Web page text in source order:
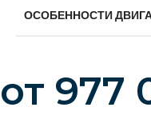
ОСОБЕННОСТИ
от 977